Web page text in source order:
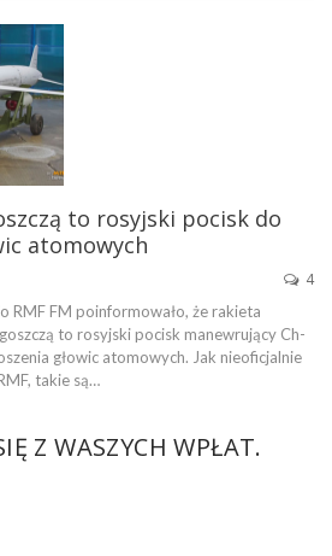
to rosyjski pocisk do
atomowych
4
RMF FM poinformowało, że rakieta
to rosyjski pocisk manewrujący Ch-
głowic atomowych. Jak nieoficjalnie
takie są…
Z WASZYCH WPŁAT.